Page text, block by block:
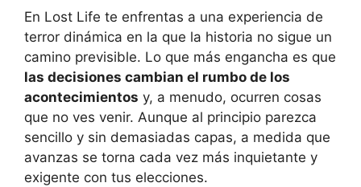
En Lost Life te enfrentas a una experiencia de
terror dinámica en la que la historia no sigue un
camino previsible. Lo que más engancha es que
las decisiones cambian el rumbo de los
acontecimientos y, a menudo, ocurren cosas
que no ves venir. Aunque al principio parezca
sencillo y sin demasiadas capas, a medida que
avanzas se torna cada vez más inquietante y
exigente con tus elecciones.